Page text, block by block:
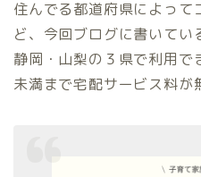
住んでる都道府県によって
ど、今回ブログに書いてい
静岡・山梨の３県で利用で
未満まで宅配サービス料が